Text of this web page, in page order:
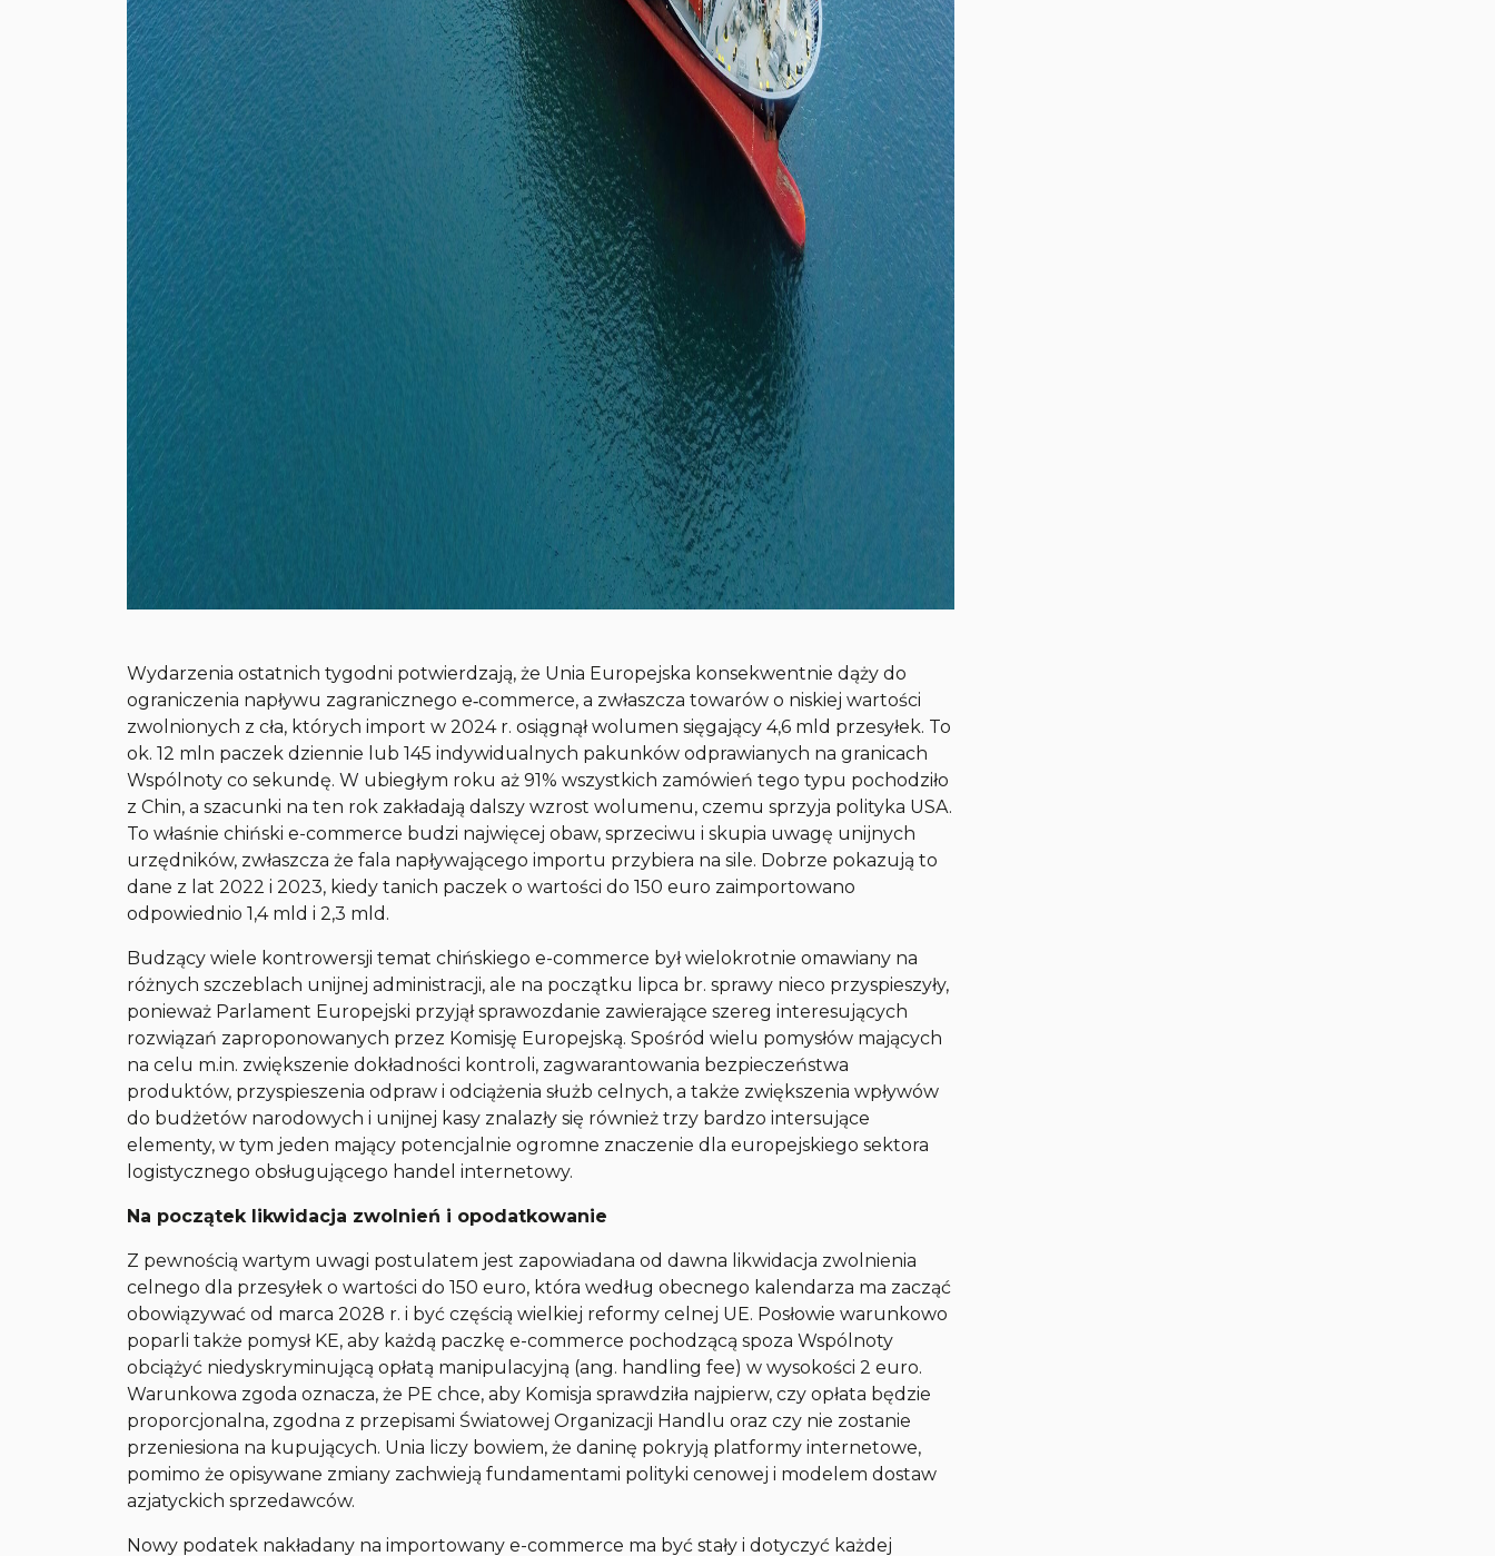
Wydarzenia ostatnich tygodni potwierdzają, że Unia Europejska konsekwentnie dąży do
ograniczenia napływu zagranicznego e‑commerce, a zwłaszcza towarów o niskiej wartości
zwolnionych z cła, których import w 2024 r. osiągnął wolumen sięgający 4,6 mld przesyłek. To
ok. 12 mln paczek dziennie lub 145 indywidualnych pakunków odprawianych na granicach
Wspólnoty co sekundę. W ubiegłym roku aż 91% wszystkich zamówień tego typu pochodziło
z Chin, a szacunki na ten rok zakładają dalszy wzrost wolumenu, czemu sprzyja polityka USA.
To właśnie chiński e-commerce budzi najwięcej obaw, sprzeciwu i skupia uwagę unijnych
urzędników, zwłaszcza że fala napływającego importu przybiera na sile. Dobrze pokazują to
dane z lat 2022 i 2023, kiedy tanich paczek o wartości do 150 euro zaimportowano
odpowiednio 1,4 mld i 2,3 mld.
Budzący wiele kontrowersji temat chińskiego e-commerce był wielokrotnie omawiany na
różnych szczeblach unijnej administracji, ale na początku lipca br. sprawy nieco przyspieszyły,
ponieważ Parlament Europejski przyjął sprawozdanie zawierające szereg interesujących
rozwiązań zaproponowanych przez Komisję Europejską. Spośród wielu pomysłów mających
na celu m.in. zwiększenie dokładności kontroli, zagwarantowania bezpieczeństwa
produktów, przyspieszenia odpraw i odciążenia służb celnych, a także zwiększenia wpływów
do budżetów narodowych i unijnej kasy znalazły się również trzy bardzo intersujące
elementy, w tym jeden mający potencjalnie ogromne znaczenie dla europejskiego sektora
logistycznego obsługującego handel internetowy.
Na początek likwidacja zwolnień i opodatkowanie
Z pewnością wartym uwagi postulatem jest zapowiadana od dawna likwidacja zwolnienia
celnego dla przesyłek o wartości do 150 euro, która według obecnego kalendarza ma zacząć
obowiązywać od marca 2028 r. i być częścią wielkiej reformy celnej UE. Posłowie warunkowo
poparli także pomysł KE, aby każdą paczkę e-commerce pochodzącą spoza Wspólnoty
obciążyć niedyskryminującą opłatą manipulacyjną (ang. handling fee) w wysokości 2 euro.
Warunkowa zgoda oznacza, że PE chce, aby Komisja sprawdziła najpierw, czy opłata będzie
proporcjonalna, zgodna z przepisami Światowej Organizacji Handlu oraz czy nie zostanie
przeniesiona na kupujących. Unia liczy bowiem, że daninę pokryją platformy internetowe,
pomimo że opisywane zmiany zachwieją fundamentami polityki cenowej i modelem dostaw
azjatyckich sprzedawców.
Nowy podatek nakładany na importowany e-commerce ma być stały i dotyczyć każdej